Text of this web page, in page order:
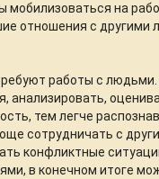
на
отношения с другими
работы с
анализировать,
тем легче
сотрудничать с
конфликтные
в конечном итоге